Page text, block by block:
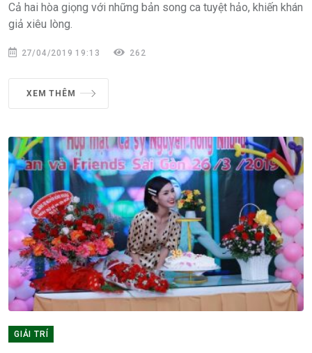
Cả hai hòa giọng với những bản song ca tuyệt hảo, khiến khán
giả xiêu lòng.
27/04/2019 19:13 262
XEM THÊM
GIẢI TRÍ